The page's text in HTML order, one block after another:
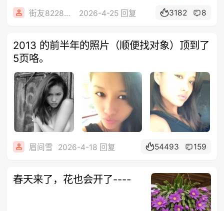
街友82286091 2026-4-25 回复 3182 8
2013 的前半年的照片（顺便找对象）顶到了
5页咯。
眉间雪 2026-4-18 回复 54493 159
春天来了，花也会开了----